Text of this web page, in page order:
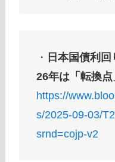
・ 日本国債利回
26年は「転換点
https://
s/2025-09-03/
srnd=cojp-v2